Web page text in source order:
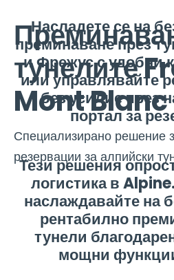
тунелите
Mont Blanc
Специализирано решение
резервации за алпийски
Насладете се на
преминаване през
и Фрежус с удобни
или управлявайте
без усилие чрез
портал за
Тези решения
логистика в
наслаждавайте на
рентабилно
тунели
мощни